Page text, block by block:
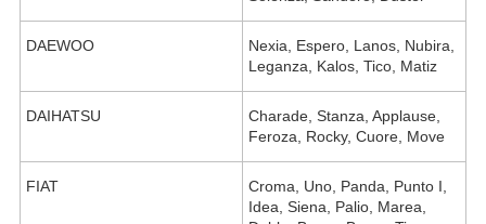
DAEWOO
Nexia, Espero, Lanos, Nubira,
Leganza, Kalos, Tico, Matiz
DAIHATSU
Charade, Stanza, Applause,
Feroza, Rocky, Cuore, Move
FIAT
Croma, Uno, Panda, Punto I,
Idea, Siena, Palio, Marea,